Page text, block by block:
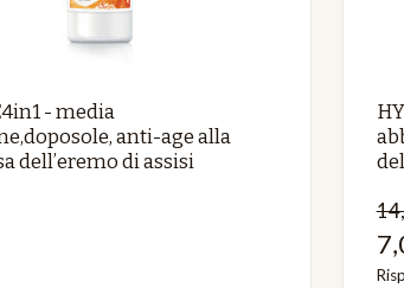
- media
anti-age alla
dell’eremo di assisi